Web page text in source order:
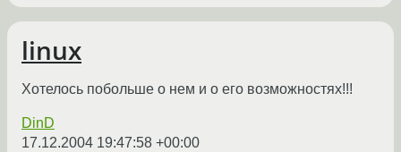
linux
Хотелось побольше о нем и о его возможностях!!!
DinD
17.12.2004 19:47:58 +00:00